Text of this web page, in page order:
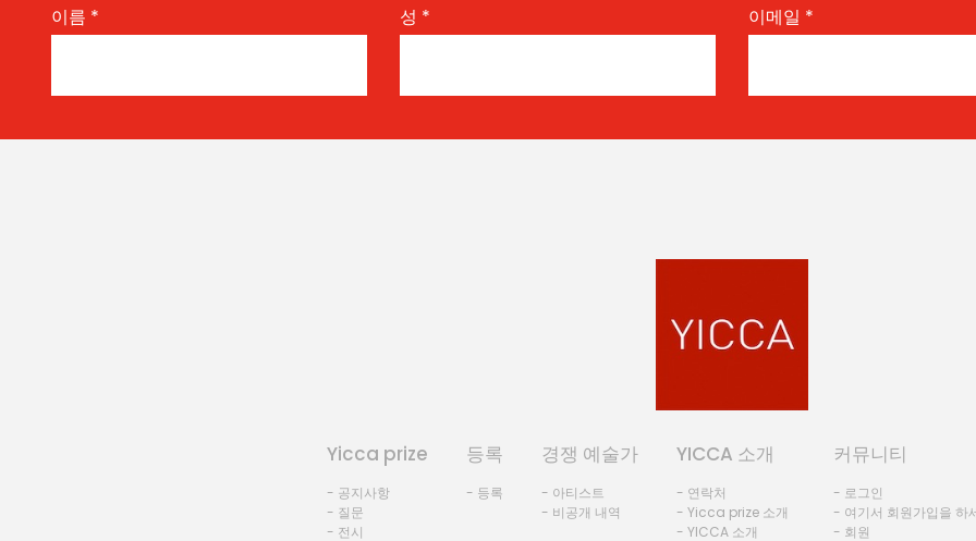
이름 * 성 * 이메일 *
Yicca prize
- 공지사항
- 질문
- 전시
등록
- 등록
경쟁 예술가
- 아티스트
- 비공개 내역
YICCA 소개
- 연락처
- Yicca prize 소개
- YICCA 소개
커뮤니티
- 로그인
- 여기서 회원가입을 하
- 회원